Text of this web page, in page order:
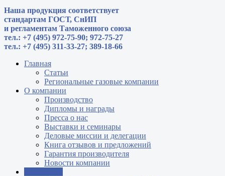
Наша продукция соответствует
стандартам ГОСТ, СнИП
и регламентам Таможенного союза
тел.: +7 (495) 972-75-90; 972-75-27
тел.: +7 (495) 311-33-27; 389-18-66
Главная
Статьи
Региональные газовые компании
О компании
Производство
Дипломы и награды
Пресса о нас
Выставки и семинары
Деловые миссии и делегации
Книга отзывов и предложений
Гарантия производителя
Новости компании